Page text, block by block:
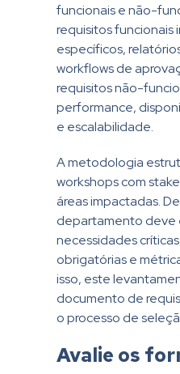
funcionais e não-
requisitos funcionais
específicos,
workflows de
requisitos não-
performance,
e escalabilidade.
A metodologia
workshops com
áreas impactadas.
departamento deve
necessidades
obrigatórias e
isso, este
documento de
o processo de
Avalie os